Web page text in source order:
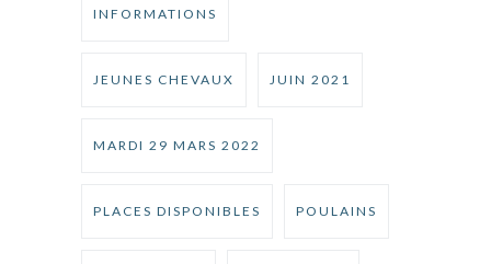
INFORMATIONS
JEUNES CHEVAUX JUIN 2021
MARDI 29 MARS 2022
PLACES DISPONIBLES POULAINS